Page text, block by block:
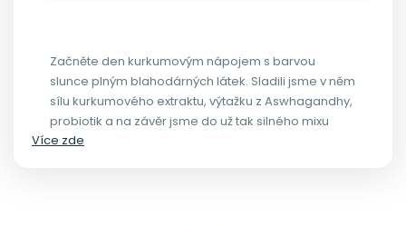
Začněte den kurkumovým nápojem s barvou
slunce plným blahodárných látek. Sladili jsme v něm
sílu kurkumového extraktu, výtažku z Aswhagandhy,
probiotik a na závěr jsme do už tak silného mixu
přidali Reishi.
Více zde